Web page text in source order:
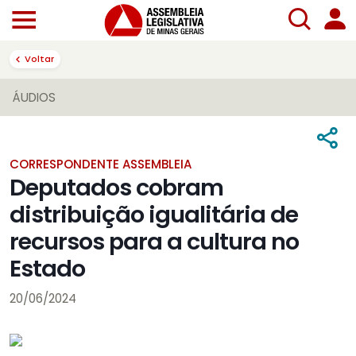
Voltar
ÁUDIOS
CORRESPONDENTE ASSEMBLEIA
Deputados cobram
distribuição igualitária de
recursos para a cultura no
Estado
20/06/2024